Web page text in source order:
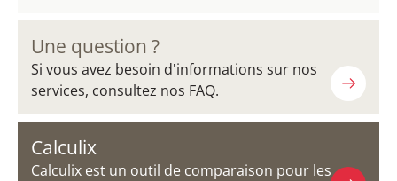
Une question ?
Si vous avez besoin d'informations sur nos
services, consultez nos FAQ.
Calculix
Calculix est un outil de comparaison pour les